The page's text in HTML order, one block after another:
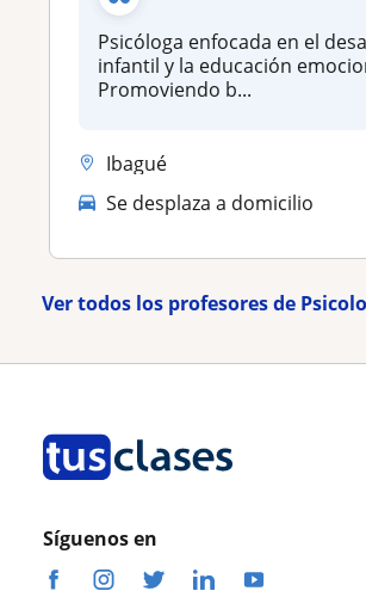
Psicóloga enfocada en el
infantil y la educación
Promoviendo b...
Ibagué
Se desplaza a domicilio
Ver todos los profesores de
Síguenos en